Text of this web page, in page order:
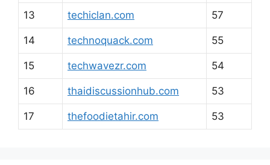
13 techiclan.com 57
14 technoquack.com 55
15 techwavezr.com 54
16 thaidiscussionhub.com 53
17 thefoodietahir.com 53